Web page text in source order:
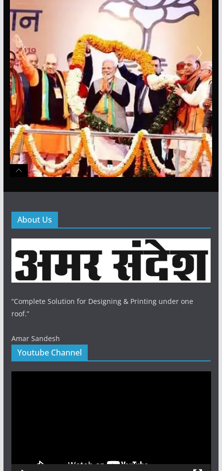
About Us
“Complete Solution for Designing & Printing under one
roof.”
Amar Sandesh
Youtube Channel